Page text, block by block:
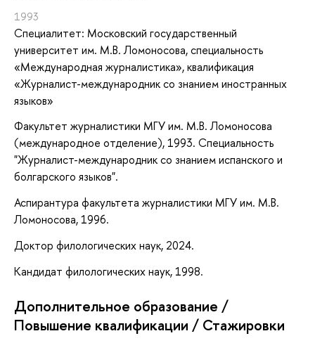
1993
Специалитет: Московский государственный
университет им. М.В. Ломоносова, специальность
«Международная журналистика», квалификация
«Журналист-международник со знанием иностранных
языков»
Факультет журналистики МГУ им. М.В. Ломоносова
(международное отделение), 1993. Специальность
"Журналист-международник со знанием испанского и
болгарского языков".
Аспирантура факультета журналистики МГУ им. М.В.
Ломоносова, 1996.
Доктор филологических наук, 2024.
Кандидат филологических наук, 1998.
Дополнительное образование /
Повышение квалификации / Стажировки